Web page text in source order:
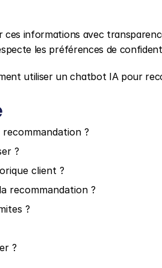
informations avec
les préférences de
utiliser un chatbot IA pour
?
?
client ?
recommandation ?
?
?